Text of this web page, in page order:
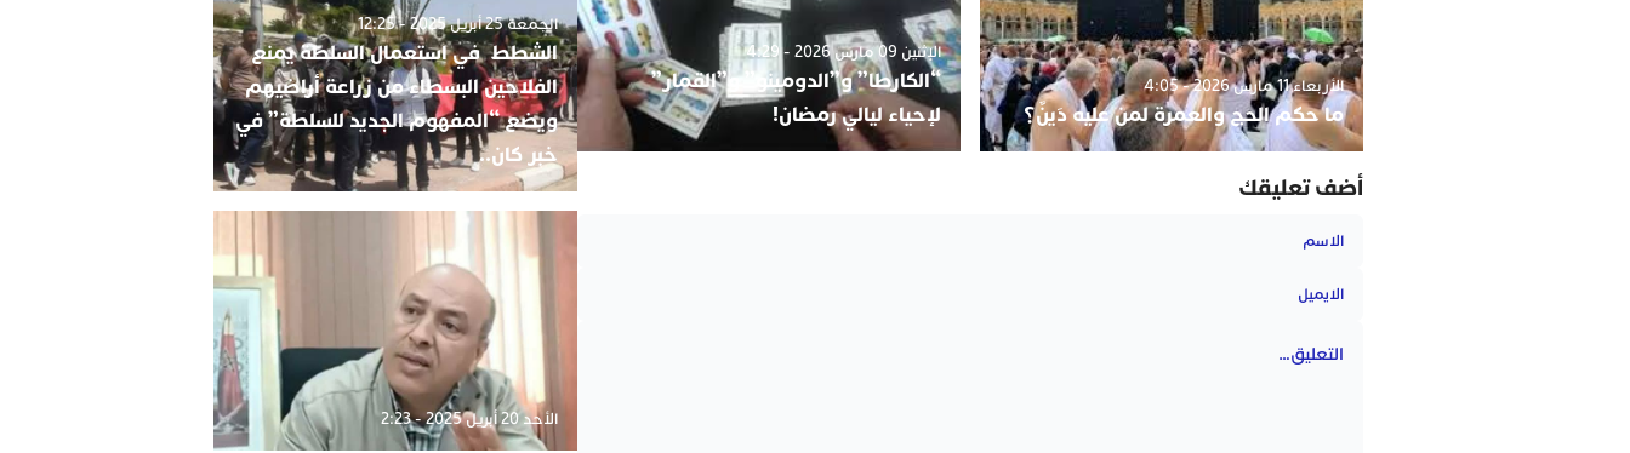
الأربعاء 11 مارس 2026 - 4:05
ما حكم الحج والعمرة لمن عليه دَينٌ؟
الإثنين 09 مارس 2026 - 4:29
“الكارطا” و”الدومينو” و”القمار”
لإحياء ليالي رمضان!
أضف تعليقك
الجمعة 25 أبريل 2025 - 12:25
الشطط في استعمال السلطة يمنع
الفلاحين البسطاء من زراعة أراضيهم
ويضع “المفهوم الجديد للسلطة” في
خبر كان..
الأحد 20 أبريل 2025 - 2:23